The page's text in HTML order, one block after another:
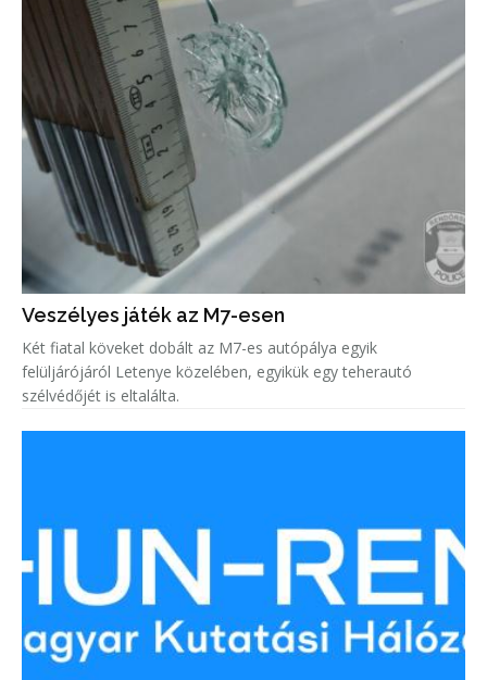
Veszélyes játék az M7-esen
Két fiatal köveket dobált az M7-es autópálya egyik
felüljárójáról Letenye közelében, egyikük egy teherautó
szélvédőjét is eltalálta.